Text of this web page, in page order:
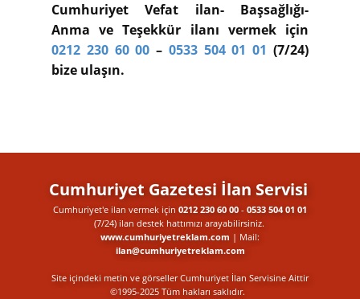
Cumhuriyet Vefat ilan- Başsağlığı-
Anma ve Teşekkür ilanı vermek için
0212 230 60 00 – 0533 504 01 01 (7/24)
bize ulaşın.
Cumhuriyet Gazetesi İlan Servisi
Cumhuriyet'e ilan vermek için 0212 230 60 00 - 0533 504 01 01
(7/24) ilan destek​ hattımızı arayabilirsiniz.
www.cumhuriyetreklam.com | Mail:
ilan@cumhuriyetreklam.com
Site içindeki metin ve görseller Cumhuriyet İlan Servisine Aittir
©1995-2025 Tüm hakları saklıdır.